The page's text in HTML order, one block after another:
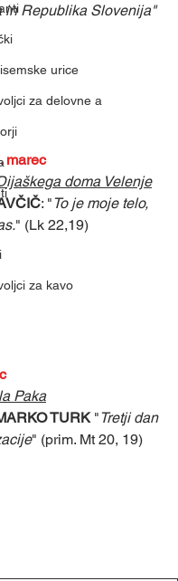
urice
za delovne a
za kavo
in Republika Slovenija"
marec
doma Velenje
: "To je moje telo,
" (Lk 22,19)
Paka
TURK "Tretji dan
" (prim. Mt 20, 19)